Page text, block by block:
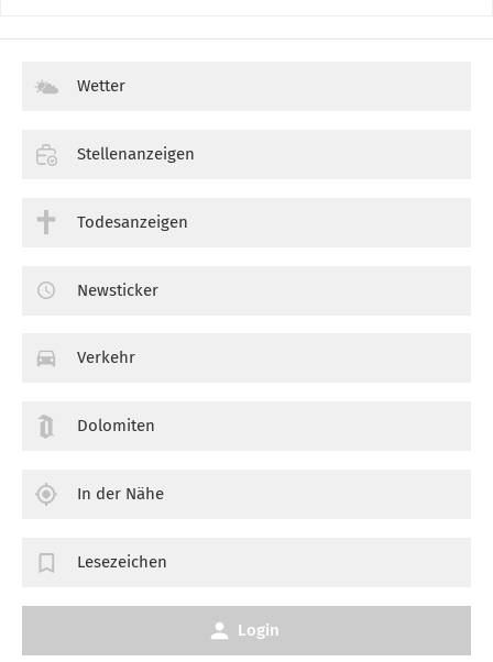
Wetter
Stellenanzeigen
Todesanzeigen
Newsticker
Verkehr
Dolomiten
In der Nähe
Lesezeichen
Login